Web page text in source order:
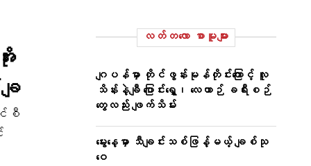
ျ
စီ
လတ်တ‌လော စာမူများ
ဂျပန်မှာ တိုင်ဖွန်းမုန်တိုင်းကြောင့် လူ
သိန်းနဲ့ချီ ပြောင်းရွှေ့၊ လေယာဉ် ခရီးစဉ်
တွေလည်း ဖျက်သိမ်း
မွေးနေ့မှာ သီချင်းသစ်ဖြန့်မယ့် ချစ်သု
ဝေ